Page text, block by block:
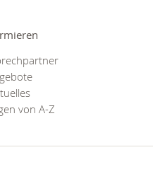
von A-Z